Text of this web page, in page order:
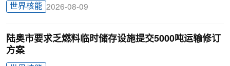
世界核能 2026-08-09
陆奥市要求乏燃料临时储存设施提交5000吨运输修订
方案